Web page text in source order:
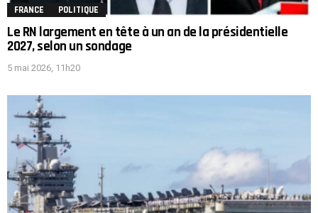
FRANCE POLITIQUE
Le RN largement en tête à un an de la présidentielle
2027, selon un sondage
5 mai 2026, 11h20